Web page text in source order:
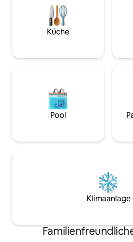
Westen. Nur 15 Minuten von der
Autobahn M17 entfernt. In der
Morgensonne hörst du dem
Vogelgesang zu. Beobachte am
Gastro-Pub. Auch öffentliche
Küche
Pool
Klimaanlage